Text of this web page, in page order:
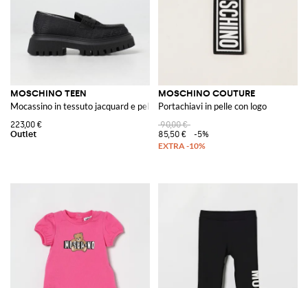
MOSCHINO TEEN
Mocassino in tessuto jacquard e pelle
223,00 €
MOSCHINO COUTURE
Portachiavi in pelle con logo
90,00 €
85,50 €
-5%